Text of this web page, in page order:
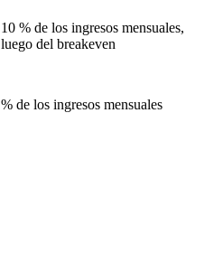
10 % de los ingresos mensuales,
luego del breakeven
% de los ingresos mensuales